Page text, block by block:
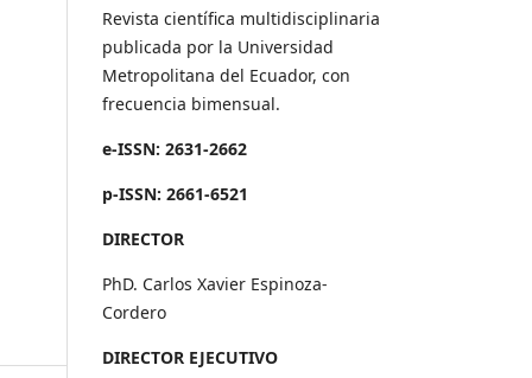
Revista científica multidisciplinaria
publicada por la Universidad
Metropolitana del Ecuador, con
frecuencia bimensual.
e-ISSN: 2631-2662
p-ISSN: 2661-6521
DIRECTOR
PhD. Carlos Xavier Espinoza-
Cordero
DIRECTOR EJECUTIVO